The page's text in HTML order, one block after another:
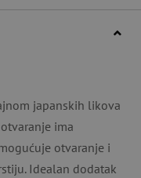
japanskih likova
ima
otvaranje i
Idealan dodatak